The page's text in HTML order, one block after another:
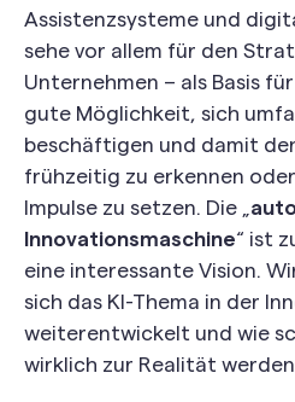
Assistenzsysteme und
sehe vor allem für den
Unternehmen – als Basis
gute Möglichkeit, sich
beschäftigen und damit
frühzeitig zu erkennen
Impulse zu setzen. Die „
Innovationsmaschine“ ist
eine interessante Vision.
sich das KI-Thema in der
weiterentwickelt und wie
wirklich zur Realität